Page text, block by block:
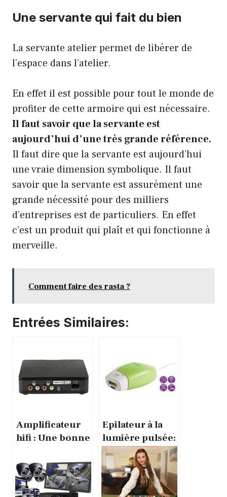
Une servante qui fait du bien
La servante atelier permet de libérer de
l’espace dans l’atelier.
En effet il est possible pour tout le monde de
profiter de cette armoire qui est nécessaire.
Il faut savoir que la servante est
aujourd’hui d’une très grande référence.
Il faut dire que la servante est aujourd’hui
une vraie dimension symbolique. Il faut
savoir que la servante est assurément une
grande nécessité pour des milliers
d’entreprises est de particuliers. En effet
c’est un produit qui plaît et qui fonctionne à
merveille.
Comment faire des rasta ?
Entrées Similaires:
Amplificateur
hifi : Une bonne
nécessaire ?
Epilateur à la
lumière pulsée:
comment bien
choisir en
évitant
l’arnaque ?